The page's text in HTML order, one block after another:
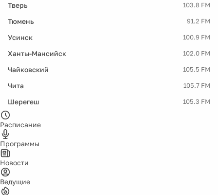
Тверь 103.8 FM
Тюмень 91.2 FM
Усинск 100.9 FM
Ханты-Мансийск 102.0 FM
Чайковский 105.5 FM
Чита 105.7 FM
Шерегеш 105.3 FM
Расписание
Программы
Новости
Ведущие